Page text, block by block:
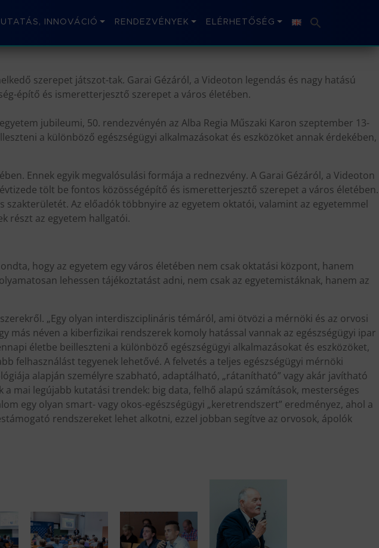
INNOVÁCIÓ RENDEZVÉNYEK ELÉRHETŐSÉG
szerepet játszot-tak. Garai Gézáról, a Videoton legendás és nagy hatású
építő és ismeretterjesztő szerepet a város életében.
jubileumi, 50. rendezvényén az Alba Regia Műszaki Karon szeptember 13-
a különböző egészségügyi alkalmazásokat és eszközöket annak érdekében,
Ennek egyik megvalósulási formája a rednezvény. A Garai Gézáról, a Videoton
tölt be fontos közösségépítő és ismeretterjesztő szerepet a város életében.
Az előadók többnyire az egyetem oktatói, valamint az egyetemmel
részt az egyetem hallgatói.
hogy az egyetem egy város életében nem csak oktatási központ, hanem
lehessen tájékoztatást adni, nem csak az egyetemistáknak, hanem az
„Egy olyan interdiszciplináris témáról, ami ötvözi a mérnöki és az orvosi
más néven a kiberfizikai rendszerek komoly hatással vannak az egészségügyi ipar
életbe beilleszteni a különböző egészségügyi alkalmazásokat és eszközöket,
felhasználást tegyenek lehetővé. A felvetés a teljes egészségügyi mérnöki
alapján személyre szabható, adaptálható, „rátanítható” vagy akár javítható
mai legújabb kutatási trendek: big data, felhő alapú számítások, mesterséges
egy olyan smart- vagy okos-egészségügyi „keretrendszert” eredményez, ahol a
rendszereket lehet alkotni, ezzel jobban segítve az orvosok, ápolók